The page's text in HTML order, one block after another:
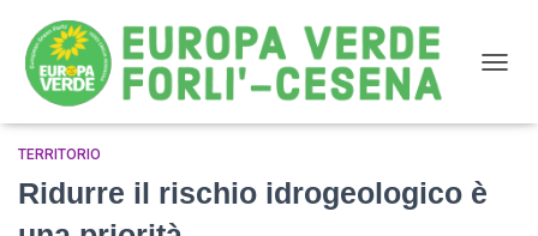
TERRITORIO
Ridurre il rischio idrogeologico è